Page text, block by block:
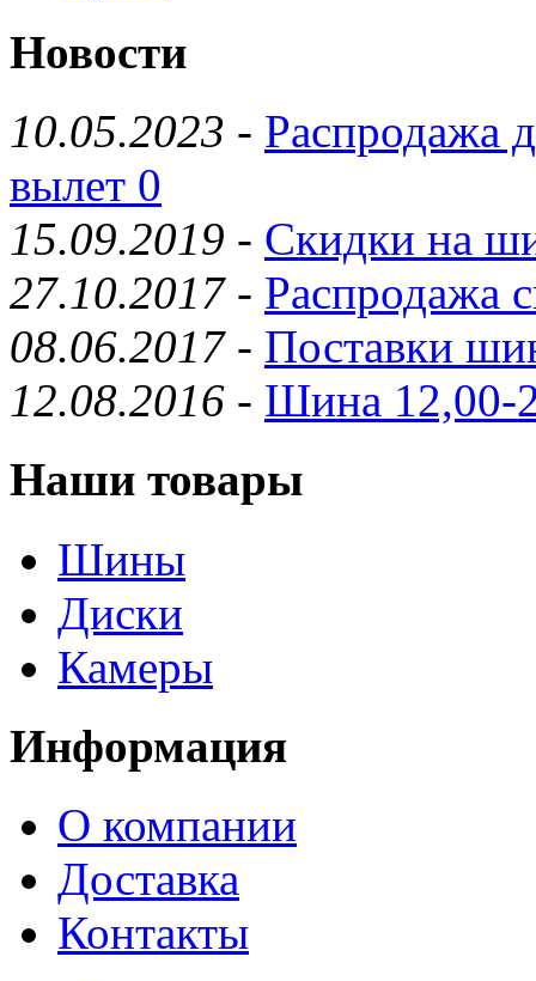
Новости
10.05.2023 - Распродажа
вылет 0
15.09.2019 - Скидки на
27.10.2017- Распродажа
08.06.2017- Поставки
12.08.2016 - Шина 12,00-
Наши товары
Шины
Диски
Камеры
Информация
О компании
Доставка
Контакты